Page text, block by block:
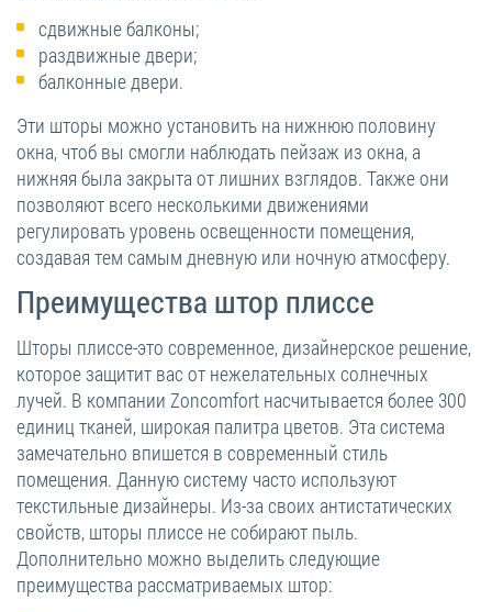
сдвижные балконы;
раздвижные двери;
балконные двери.
Эти шторы можно установить на нижнюю половину
окна, чтоб вы смогли наблюдать пейзаж из окна, а
нижняя была закрыта от лишних взглядов. Также они
позволяют всего несколькими движениями
регулировать уровень освещенности помещения,
создавая тем самым дневную или ночную атмосферу.
Преимущества штор плиссе
Шторы плиссе-это современное, дизайнерское решение,
которое защитит вас от нежелательных солнечных
лучей. В компании Zoncomfort насчитывается более 300
единиц тканей, широкая палитра цветов. Эта система
замечательно впишется в современный стиль
помещения. Данную систему часто используют
текстильные дизайнеры. Из-за своих антистатических
свойств, шторы плиссе не собирают пыль.
Дополнительно можно выделить следующие
преимущества рассматриваемых штор: